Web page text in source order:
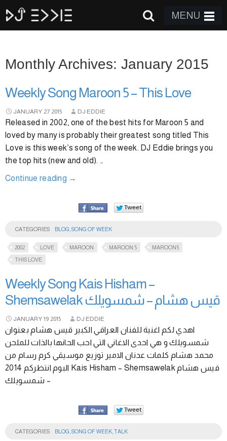
MENU
Monthly Archives: January 2015
Weekly Song Maroon 5 – This Love
JANUARY 27 2015 DJ EDDIE
Released in 2002, one of the best hits for Maroon 5 and
loved by many is probably their greatest song titled This
Love is this week’s song of the week. DJ Eddie brings you
the top hits (new and old). …
Continue reading →
CATEGORIES BLOG SONG OF WEEK
2002 LOVE MAROON MAROON 5
MAROON5
THIS LOVE
Weekly Song Kais Hisham –
Shemsawelak قيس هشام – شمسويلك
JANUARY 19 2015 DJ EDDIE
اهدي لكم اغنية للفنان العراقي الكبير قيس هشام بعنوان
شمسويلك و هي احدى الاغاني التي احب الحانها بالذات للملحن
محمد هشام كلمات عدنان الامير توزيع موسيقي كرم رسام من
البوم انتظركم 2014 Kais Hisham – Shemsawelak قيس هشام
– شمسويلك
CATEGORIES BLOG SONG OF WEEK TALK